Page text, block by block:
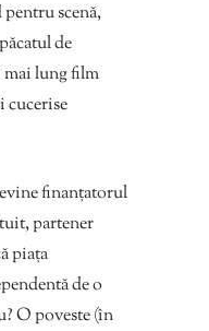
scenă,
de
mai lung film
cucerise
finanțatorul
partener
piața
de o
O poveste (în